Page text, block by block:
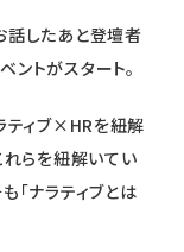
話したあと登壇者
トがスタート。
ティブ×HRを紐解
れらを紐解いてい
「ナラティブとは